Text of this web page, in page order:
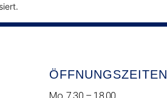
ÖFFNUNGSZEITEN